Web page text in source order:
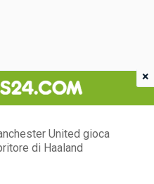
United gioca
di Haaland
×